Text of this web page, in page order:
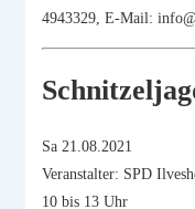
4943329, E-Mail:
Sa 21.08.2021
Veranstalter: SPD
10 bis 13 Uhr